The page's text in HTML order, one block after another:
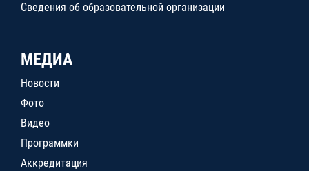
Сведения об образовательной организации
МЕДИА
Новости
Фото
Видео
Программки
Аккредитация